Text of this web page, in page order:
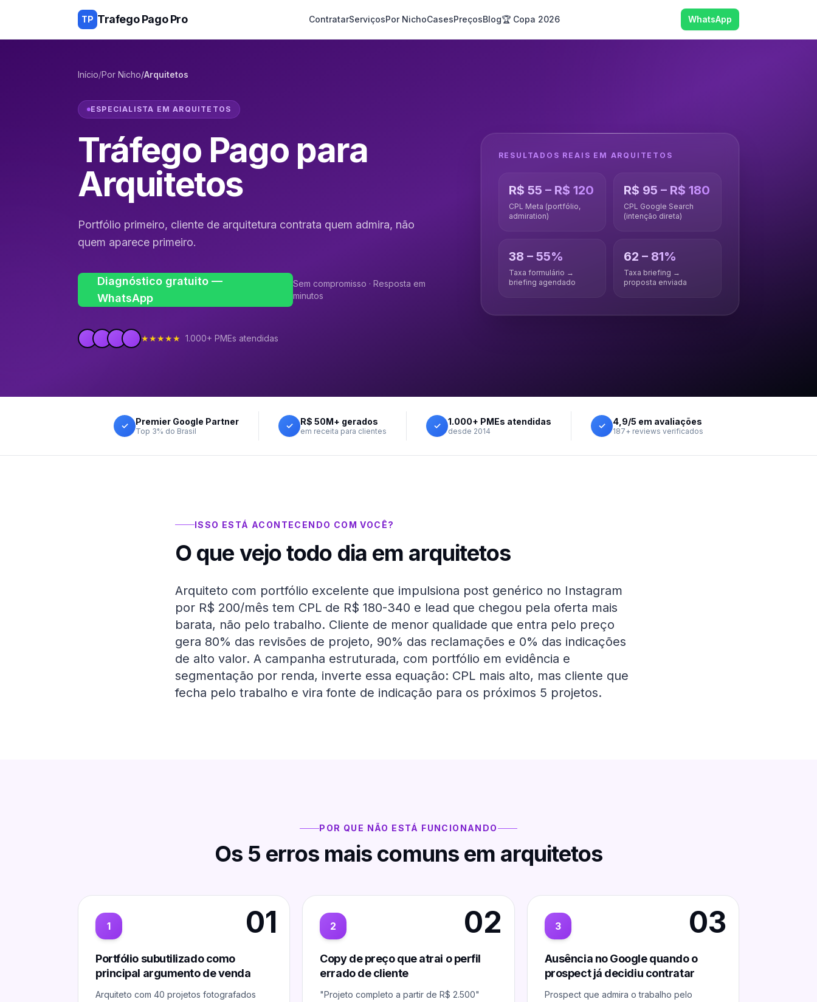
TP Trafego Pago Pro ContratarServiçosPor NichoCasesPreçosBlog🏆 Copa 2026 WhatsApp
Início/Por Nicho/Arquitetos
ESPECIALISTA EMARQUITETOS
Tráfego Pago para
Arquitetos
Portfólio primeiro, cliente de arquitetura contrata quem admira, não
quem aparece primeiro.
Diagnóstico gratuito —
WhatsApp
Sem compromisso · Resposta em
minutos
★★★★★ 1.000+ PMEs atendidas
RESULTADOS REAIS EM ARQUITETOS
R$ 55 – R$ 120
CPL Meta (portfólio,
admiration)
R$ 95 – R$ 180
CPL Google Search
(intenção direta)
38 – 55%
Taxa formulário →
briefing agendado
62 – 81%
Taxa briefing →
proposta enviada
✓ Premier Google Partner
Top 3% do Brasil ✓ R$ 50M+ gerados
em receita para clientes ✓ 1.000+ PMEs atendidas
desde 2014 ✓ 4,9/5 em avaliações
187+ reviews verificados
ISSO ESTÁ ACONTECENDO COM VOCÊ?
O que vejo todo dia em arquitetos
Arquiteto com portfólio excelente que impulsiona post genérico no Instagram
por R$ 200/mês tem CPL de R$ 180-340 e lead que chegou pela oferta mais
barata, não pelo trabalho. Cliente de menor qualidade que entra pelo preço
gera 80% das revisões de projeto, 90% das reclamações e 0% das indicações
de alto valor. A campanha estruturada, com portfólio em evidência e
segmentação por renda, inverte essa equação: CPL mais alto, mas cliente que
fecha pelo trabalho e vira fonte de indicação para os próximos 5 projetos.
POR QUE NÃO ESTÁ FUNCIONANDO
Os 5 erros mais comuns em arquitetos
01
1
Portfólio subutilizado como
principal argumento de venda
Arquiteto com 40 projetos fotografados
02
2
Copy de preço que atrai o perfil
errado de cliente
"Projeto completo a partir de R$ 2.500"
03
3
Ausência no Google quando o
prospect já decidiu contratar
Prospect que admira o trabalho pelo